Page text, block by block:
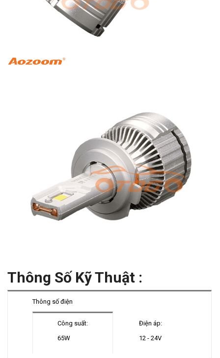
Thông Số Kỹ Thuật :
Thông số điện
Công suất:
65W
Điện áp:
12 - 24V